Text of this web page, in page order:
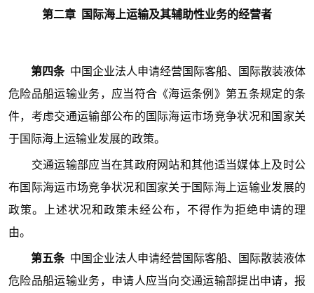
第二章 国际海上运输及其辅助性业务的经营者
第四条 中国企业法人申请经营国际客船、国际散装液体
危险品船运输业务，应当符合《海运条例》第五条规定的条
件，考虑交通运输部公布的国际海运市场竞争状况和国家关
于国际海上运输业发展的政策。
交通运输部应当在其政府网站和其他适当媒体上及时公
布国际海运市场竞争状况和国家关于国际海上运输业发展的
政策。上述状况和政策未经公布，不得作为拒绝申请的理
由。
第五条 中国企业法人申请经营国际客船、国际散装液体
危险品船运输业务，申请人应当向交通运输部提出申请，报